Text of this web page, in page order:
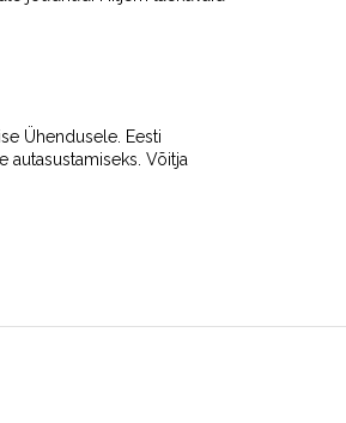
Ühendusele. Eesti
autasustamiseks. Võitja